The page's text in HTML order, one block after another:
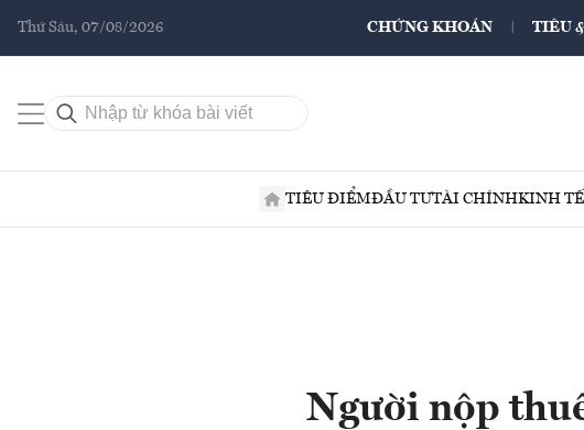
Thứ Sáu, 07/08/2026 CHỨNG KHOÁN TIÊU
TIÊU ĐIỂMĐẦU TƯTÀI CHÍNHKINH TẾ
Người nộp